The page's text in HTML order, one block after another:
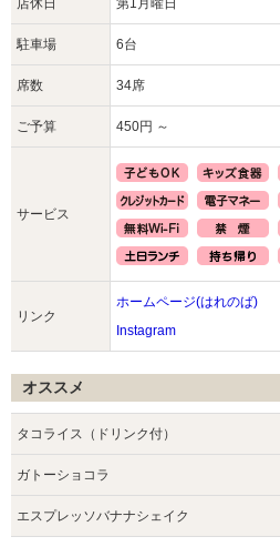
店休日 第1月曜日
駐車場 6台
席数 34席
ご予算 450円 ～
サービス
リンク
ホームページ(はれのば)
Instagram
オススメ
タコライス（ドリンク付）
ガトーショコラ
エスプレッソバナナシェイク